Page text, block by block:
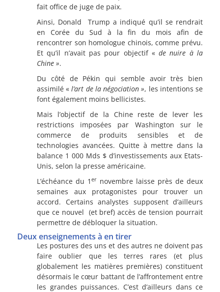
fait office de juge de paix.
Ainsi, Donald
Trump a indiqué qu’il se rendrait
en Corée du Sud à la fin du mois afin de
rencontrer son homologue chinois, comme prévu.
Et qu’il n’avait pas pour objectif «de nuire à la
Chine ».
Du côté de Pékin qui semble avoir très bien
assimilé «l’art de la négociation », les intentions se
font également moins bellicistes.
Mais l’objectif de la Chine reste de lever les
restrictions imposées par Washington sur le
commerce de produits sensibles et de
technologies avancées. Quitte à mettre dans la
balance 1 000 Mds $ d’investissements aux Etats-
Unis, selon la presse américaine.
L’échéance du 1 er novembre laisse près de deux
semaines aux protagonistes pour trouver un
accord. Certains analystes supposent d’ailleurs
que ce nouvel (et bref) accès de tension pourrait
permettre de débloquer la situation.
Deux enseignements à en tirer
Les postures des uns et des autres ne doivent pas
faire oublier que les terres rares (et plus
globalement les matières premières) constituent
désormais le cœur battant de l’affrontement entre
les grandes puissances. C’est d’ailleurs dans ce